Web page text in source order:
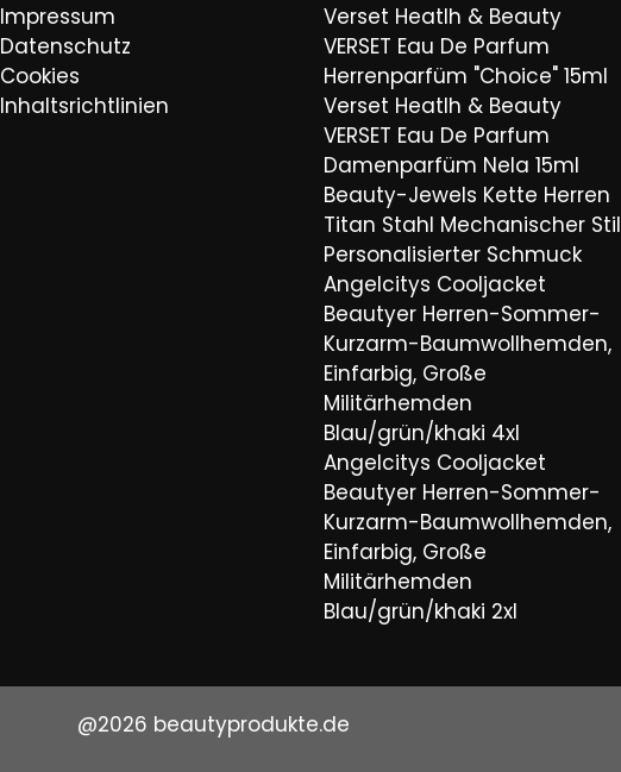
Impressum
Datenschutz
Cookies
Inhaltsrichtlinien
Verset Heatlh & Beauty
VERSET Eau De Parfum
Herrenparfüm "Choice" 15ml
Verset Heatlh & Beauty
VERSET Eau De Parfum
Damenparfüm Nela 15ml
Beauty-Jewels Kette Herren
Titan Stahl Mechanischer Stil
Personalisierter Schmuck
Angelcitys Cooljacket
Beautyer Herren-Sommer-
Kurzarm-Baumwollhemden,
Einfarbig, Große
Militärhemden
Blau/grün/khaki 4xl
Angelcitys Cooljacket
Beautyer Herren-Sommer-
Kurzarm-Baumwollhemden,
Einfarbig, Große
Militärhemden
Blau/grün/khaki 2xl
@2026 beautyprodukte.de